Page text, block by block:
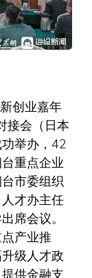
创业嘉年
会（日本
举办，42
重点企业
市委组织
才办主任
席会议。
产业推
级人才政
供金融支